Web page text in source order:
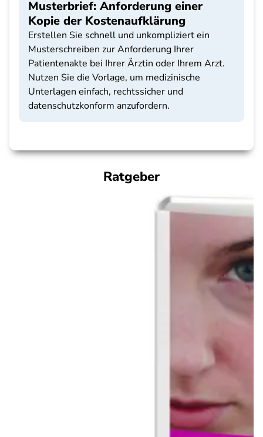
Musterbrief: Anforderung einer
Kopie der Kostenaufklärung
Erstellen Sie schnell und unkompliziert ein
Musterschreiben zur Anforderung Ihrer
Patientenakte bei Ihrer Ärztin oder Ihrem Arzt.
Nutzen Sie die Vorlage, um medizinische
Unterlagen einfach, rechtssicher und
datenschutzkonform anzufordern.
Ratgeber